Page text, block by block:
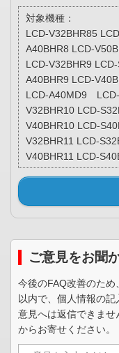
対象機種：
LCD-V32BHR85
A40BHR8 LCD-
LCD-V32BHR9
A40BHR9 LCD-
LCD-A40MD9
V32BHR10 LCD-
V40BHR10 LCD-
V32BHR11 LCD-
V40BHR11 LCD-
ご意見をお聞
今後のFAQ改善のた
以内で、個人情報の
意見へは返信できませ
からお寄せください。